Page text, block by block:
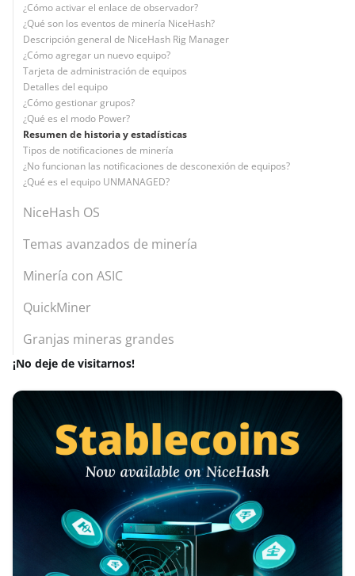
¿Cómo activar el enlace de observador?
¿Qué son los eventos de minería NiceHash?
Descripción general de NiceHash Rig Manager
¿Cómo agregar un nuevo equipo?
Tarjeta de administración de equipos
Detalles del equipo
¿Cómo gestionar grupos?
¿Qué es el modo Power?
Resumen de historia y estadísticas
Tipos de notificaciones de minería
¿No funcionan las notificaciones de desconexión de equipos?
¿Qué es el equipo UNMANAGED?
NiceHash OS
Temas avanzados de minería
Minería con ASIC
QuickMiner
Granjas mineras grandes
¡No deje de visitarnos!